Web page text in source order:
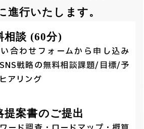
進行いたします。
相談 (60分)
合わせフォームから申し込み
戦略の無料相談課題/目標/予
アリング
提案書のご提出